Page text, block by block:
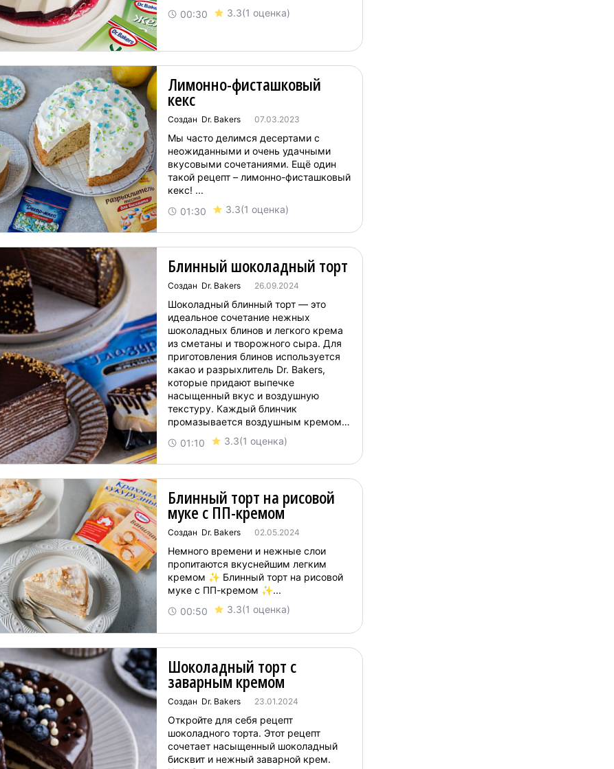
00:30 3.3(1 оценка)
Лимонно-фисташковый
кекс
Создан Dr. Bakers 07.03.2023
01:30 3.3(1 оценка)
Мы часто делимся десертами с
неожиданными и очень удачными
вкусовыми сочетаниями. Ещё один
такой рецепт – лимонно-фисташковый
кекс! ...
Блинный шоколадный торт
Создан Dr. Bakers 26.09.2024
01:10 3.3(1 оценка)
Шоколадный блинный торт — это
идеальное сочетание нежных
шоколадных блинов и легкого крема
из сметаны и творожного сыра. Для
приготовления блинов используется
какао и разрыхлитель Dr. Bakers,
которые придают выпечке
насыщенный вкус и воздушную
текстуру. Каждый блинчик
промазывается воздушным кремом,
а готовый торт покрывается
шоколадной глазурью и декорируется
Блинный торт на рисовой
муке с ПП-кремом
Создан Dr. Bakers 02.05.2024
00:50 3.3(1 оценка)
Немного времени и нежные слои
пропитаются вкуснейшим легким
кремом ✨ Блинный торт на рисовой
муке с ПП-кремом ✨...
Шоколадный торт с
заварным кремом
Создан Dr. Bakers 23.01.2024
Откройте для себя рецепт
шоколадного торта. Этот рецепт
сочетает насыщенный шоколадный
бисквит и нежный заварной крем.